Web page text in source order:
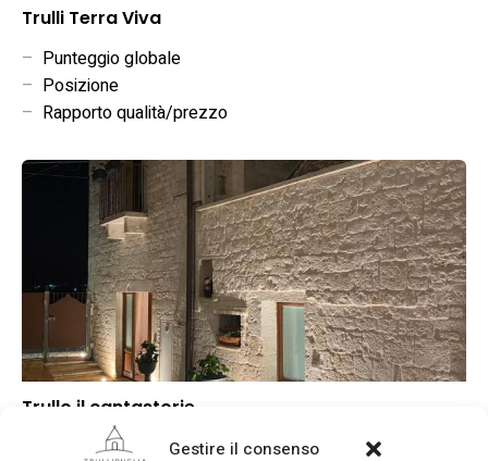
Gestire il consenso
Trulli Terra Viva
– Punteggio globale
– Posizione
– Rapporto qualità/prezzo
Trullo il cantastorie
Punteggio globale